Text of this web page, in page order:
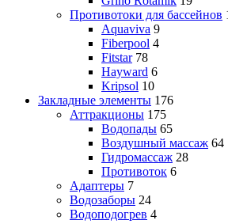
Противотоки для бассейнов
Aquaviva 9
Fiberpool 4
Fitstar 78
Hayward 6
Kripsol 10
Закладные элементы 176
Аттракционы 175
Водопады 65
Воздушный массаж 64
Гидромассаж 28
Противоток 6
Адаптеры 7
Водозаборы 24
Водоподогрев 4